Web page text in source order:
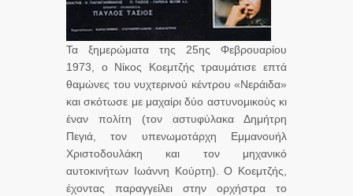
Τα ξημερώματα της 25ης Φεβρουαρίου
1973, ο Νίκος Κοεμτζής τραυμάτισε επτά
θαμώνες του νυχτερινού κέντρου «Νεράιδα»
και σκότωσε με μαχαίρι δύο αστυνομικούς κι
έναν πολίτη (τον αστυφύλακα Δημήτρη
Πεγιά, τον υπενωμοτάρχη Εμμανουήλ
Χριστοδουλάκη και τον μηχανικό
αυτοκινήτων Ιωάννη Κούρτη). Ο Κοεμτζής,
έχοντας παραγγείλει στην ορχήστρα το